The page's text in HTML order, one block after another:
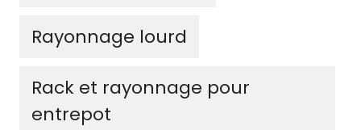
Rayonnage lourd
Rack et rayonnage pour
entrepot